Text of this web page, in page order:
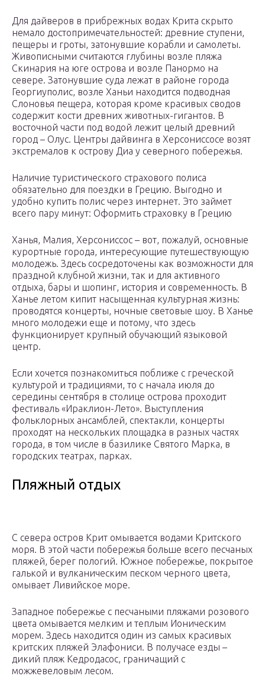
Для дайверов в прибрежных водах Крита скрыто
немало достопримечательностей: древние ступени,
пещеры и гроты, затонувшие корабли и самолеты.
Живописными считаются глубины возле пляжа
Скинария на юге острова и возле Панормо на
севере. Затонувшие суда лежат в районе города
Георгиуполис, возле Ханьи находится подводная
Слоновья пещера, которая кроме красивых сводов
содержит кости древних животных-гигантов. В
восточной части под водой лежит целый древний
город – Олус. Центры дайвинга в Херсониссосе возят
экстремалов к острову Диа у северного побережья.
Наличие туристического страхового полиса
обязательно для поездки в Грецию. Выгодно и
удобно купить полис через интернет. Это займет
всего пару минут: Оформить страховку в Грецию
Ханья, Малия, Херсониссос – вот, пожалуй, основные
курортные города, интересующие путешествующую
молодежь. Здесь сосредоточены как возможности для
праздной клубной жизни, так и для активного
отдыха, бары и шопинг, история и современность. В
Ханье летом кипит насыщенная культурная жизнь:
проводятся концерты, ночные световые шоу. В Ханье
много молодежи еще и потому, что здесь
функционирует крупный обучающий языковой
центр.
Если хочется познакомиться поближе с греческой
культурой и традициями, то с начала июля до
середины сентября в столице острова проходит
фестиваль «Ираклион-Лето». Выступления
фольклорных ансамблей, спектакли, концерты
проходят на нескольких площадка в разных частях
города, в том числе в базилике Святого Марка, в
городских театрах, парках.
Пляжный отдых
С севера остров Крит омывается водами Критского
моря. В этой части побережья больше всего песчаных
пляжей, берег пологий. Южное побережье, покрытое
галькой и вулканическим песком черного цвета,
омывает Ливийское море.
Западное побережье с песчаными пляжами розового
цвета омывается мелким и теплым Ионическим
морем. Здесь находится один из самых красивых
критских пляжей Элафониси. В получасе езды –
дикий пляж Кедродасос, граничащий с
можжевеловым лесом.